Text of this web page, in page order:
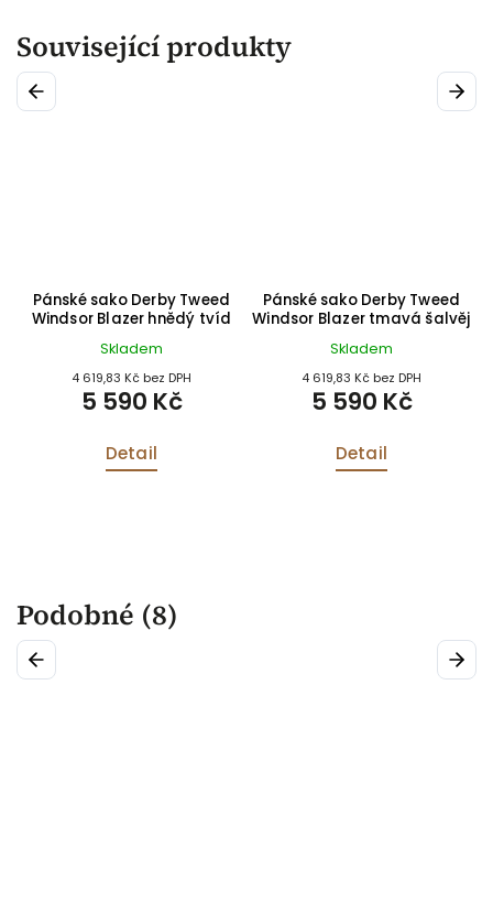
Související produkty
Previous
Pánské sako Derby Tweed
Windsor Blazer hnědý tvíd
Skladem
4 619,83 Kč bez DPH
5 590 Kč
Detail
Pánské sako Derby Tweed
Windsor Blazer tmavá šalvěj
Skladem
4 619,83 Kč bez DPH
5 590 Kč
Detail
Next
Podobné (8)
Previous Next